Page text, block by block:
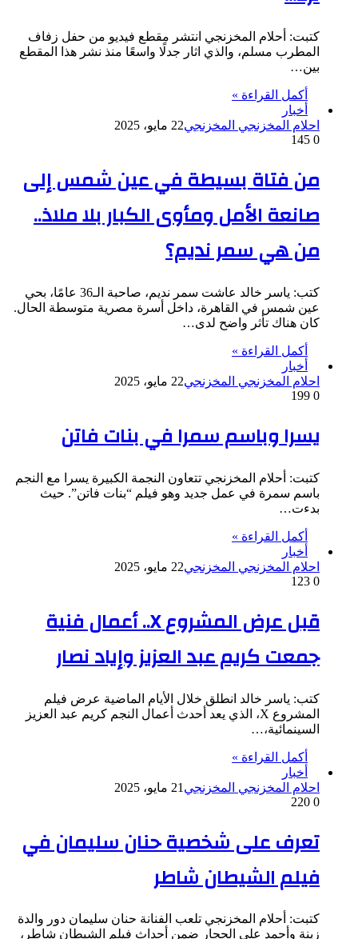
كتبت: أحلام المخزنجي انتشر مقطع فيديو من حفل زفاف
المطرب مسلم، والذي اثار جدلًا واسعًا منذ نشر هذا المقطع
بين…
أكمل القراءة »
أخبار
احلام المخزنجي المخزنجي22 مايو، 2025
0
من فتاة بسيطة في عين شمس إلى
صانعة الأمل ومأوى الكبار بلا ملاذ..
من هي سمر نديم؟
كتب: ياسر خالد عاشت سمر نديم، صاحبة الـ36 عامًا، بحي
عين شمس في القاهرة، داخل أسرة مصرية متوسطة الحال.
كان هناك تأثر واضح لدى…
أكمل القراءة »
أخبار
احلام المخزنجي المخزنجي22 مايو، 2025
0
يسرا وباسم سمرا في بنات فاتن
كتبت: أحلام المخزنجي تتعاون النجمة الكبيرة يسرا مع النجم
باسم سمرة في عمل جديد وهو فيلم “بنات فاتن”. حيث
بدءت…
أكمل القراءة »
أخبار
احلام المخزنجي المخزنجي22 مايو، 2025
0
قبل عرض المشروع X.. أعمال فنية
جمعت كريم عبد العزيز وإياد نصار
كتب: ياسر خالد انطلق خلال الأيام الماضية عرض فيلم
المشروع X، الذي يعد أحدث أعمال النجم كريم عبد العزيز
السينمائية،…
أكمل القراءة »
أخبار
احلام المخزنجي المخزنجي 21 مايو، 2025
0
تعرف على شخصية حنان سليمان في
فيلم الشيطان شاطر
كتبت: أحلام المخزنجي تلعب الفنانة حنان سليمان دور والدة
زينة وأحمد على الحجار ضمن أحداث فيلم الشيطان شاطر،